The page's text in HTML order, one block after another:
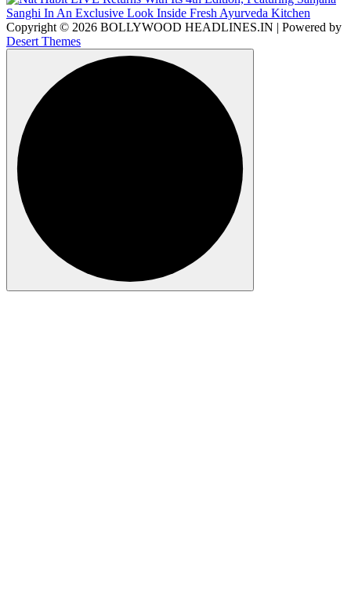
Copyright © 2026 BOLLYWOOD HEADLINES.IN | Powered by
Desert Themes